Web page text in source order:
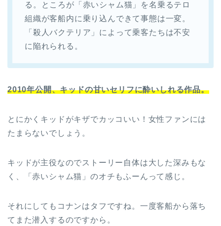
る。ところが「赤いシャム猫」を名乗るテロ
組織が客船内に乗り込んできて事態は一変。
「殺人バクテリア」によって乗客たちは不安
に陥れられる。
2010年公開、キッドの甘いセリフに酔いしれる作品。
とにかくキッドがキザでカッコいい！女性ファンには
たまらないでしょう。
キッドが主役なのでストーリー自体は大した深みもな
く、「赤いシャム猫」のオチもふーんって感じ。
それにしてもコナンはタフですね。一度客船から落ち
てまた潜入するのですから。